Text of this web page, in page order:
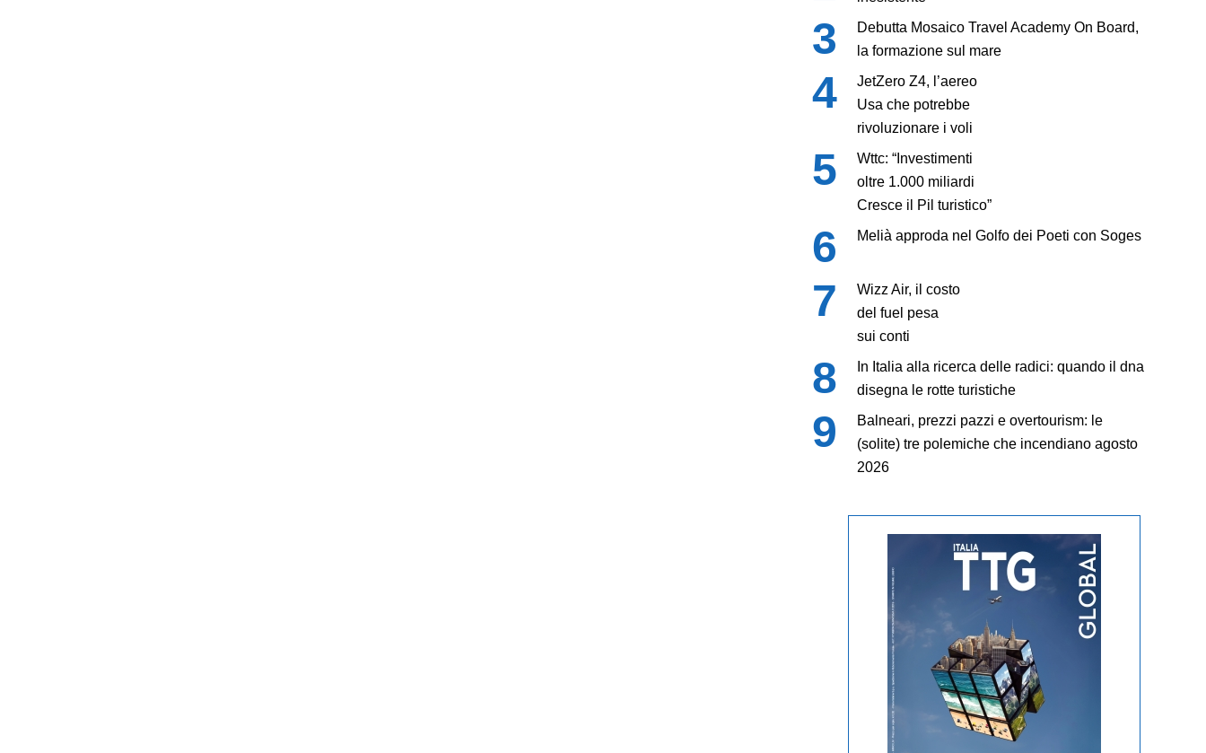
Debutta Mosaico Travel Academy On Board,
la formazione sul mare
JetZero Z4, l’aereo
Usa che potrebbe
rivoluzionare i voli
Wttc: “Investimenti
oltre 1.000 miliardi
Cresce il Pil turistico”
Melià approda nel Golfo dei Poeti con Soges
Wizz Air, il costo
del fuel pesa
sui conti
In Italia alla ricerca delle radici: quando il dna
disegna le rotte turistiche
Balneari, prezzi pazzi e overtourism: le
(solite) tre polemiche che incendiano agosto
2026